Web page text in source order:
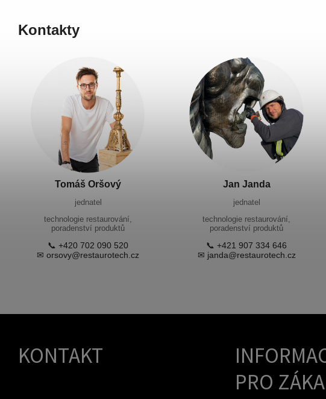
Kontakty
Tomáš Oršový
jednatel
technologie restaurování,
poradenství produktů
📞 +420 702 090 520
✉ orsovy@restaurotech.cz
Jan Janda
jednatel
technologie restaurování,
poradenství produktů
📞 +421 907 334 646
✉ janda@restaurotech.cz
KONTAKT
PRO